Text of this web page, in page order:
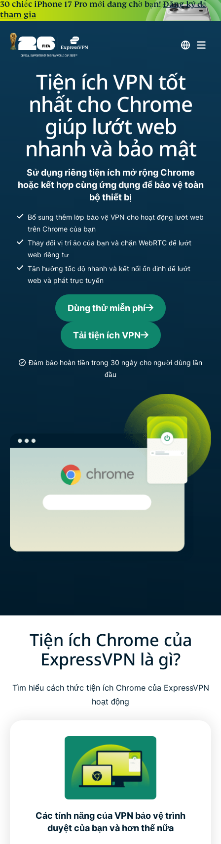
30 chiếc iPhone 17 Pro mới đang chờ bạn!Đăng ký để
tham gia
Tiện ích VPN tốt
nhất cho Chrome
giúp lướt web
nhanh và bảo mật
Sử dụng riêng tiện ích mở rộng Chrome
hoặc kết hợp cùng ứng dụng để bảo vệ toàn
bộ thiết bị
Bổ sung thêm lớp bảo vệ VPN cho hoạt động lướt web
trên Chrome của bạn
Thay đổi vị trí ảo của bạn và chặn WebRTC để lướt
web riêng tư
Tận hưởng tốc độ nhanh và kết nối ổn định để lướt
web và phát trực tuyến
Dùng thử miễn phí
Tải tiện ích VPN
Đảm bảo hoàn tiền trong 30 ngày cho người dùng lần
đầu
Tiện ích Chrome của
ExpressVPN là gì?
Tìm hiểu cách thức tiện ích Chrome của ExpressVPN
hoạt động
Các tính năng của VPN bảo vệ trình
duyệt của bạn và hơn thế nữa